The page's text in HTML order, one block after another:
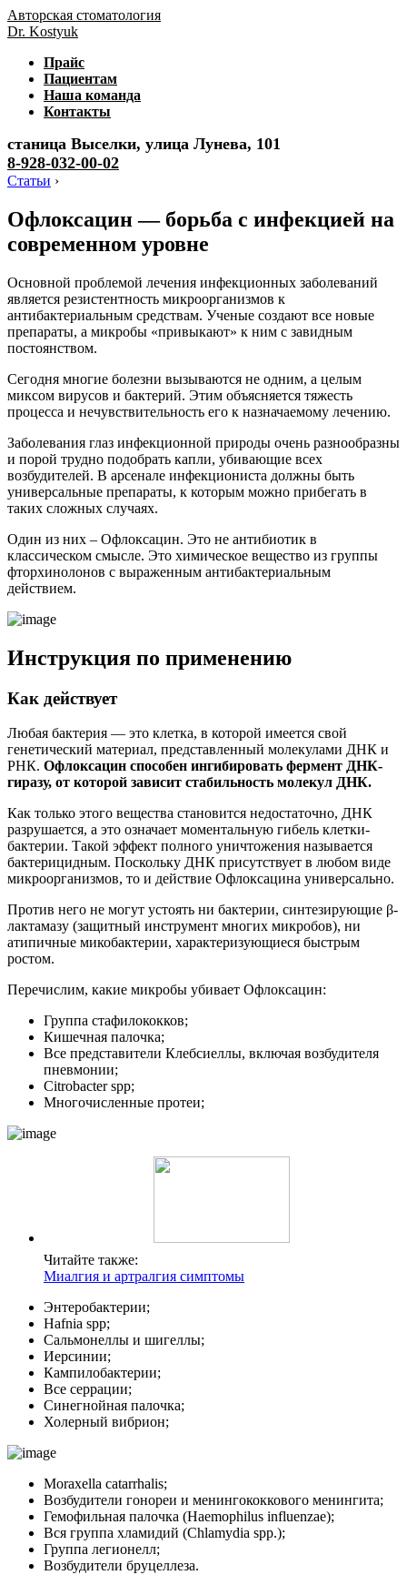
Авторская стоматология
Dr. Kostyuk
Прайс
Пациентам
Наша команда
Контакты
станица Выселки, улица Лунева, 101
8-928-032-00-02
Статьи ›
Офлоксацин — борьба с инфекцией на
современном уровне
Основной проблемой лечения инфекционных заболеваний
является резистентность микроорганизмов к
антибактериальным средствам. Ученые создают все новые
препараты, а микробы «привыкают» к ним с завидным
постоянством.
Сегодня многие болезни вызываются не одним, а целым
миксом вирусов и бактерий. Этим объясняется тяжесть
процесса и нечувствительность его к назначаемому лечению.
Заболевания глаз инфекционной природы очень разнообразны
и порой трудно подобрать капли, убивающие всех
возбудителей. В арсенале инфекциониста должны быть
универсальные препараты, к которым можно прибегать в
таких сложных случаях.
Один из них – Офлоксацин. Это не антибиотик в
классическом смысле. Это химическое вещество из группы
фторхинолонов с выраженным антибактериальным
действием.
Инструкция по применению
Как действует
Любая бактерия — это клетка, в которой имеется свой
генетический материал, представленный молекулами ДНК и
РНК. Офлоксацин способен ингибировать фермент ДНК-
гиразу, от которой зависит стабильность молекул ДНК.
Как только этого вещества становится недостаточно, ДНК
разрушается, а это означает моментальную гибель клетки-
бактерии. Такой эффект полного уничтожения называется
бактерицидным. Поскольку ДНК присутствует в любом виде
микроорганизмов, то и действие Офлоксацина универсально.
Против него не могут устоять ни бактерии, синтезирующие β-
лактамазу (защитный инструмент многих микробов), ни
атипичные микобактерии, характеризующиеся быстрым
ростом.
Перечислим, какие микробы убивает Офлоксацин:
Группа стафилококков;
Кишечная палочка;
Все представители Клебсиеллы, включая возбудителя
пневмонии;
Citrobacter spp;
Многочисленные протеи;
Читайте также:
Миалгия и артралгия симптомы
Энтеробактерии;
Hafnia spp;
Сальмонеллы и шигеллы;
Иерсинии;
Кампилобактерии;
Все серрации;
Синегнойная палочка;
Холерный вибрион;
Moraxella catarrhalis;
Возбудители гонореи и менингококкового менингита;
Гемофильная палочка (Haemophilus influenzae);
Вся группа хламидий (Chlamydia spp.);
Группа легионелл;
Возбудители бруцеллеза.